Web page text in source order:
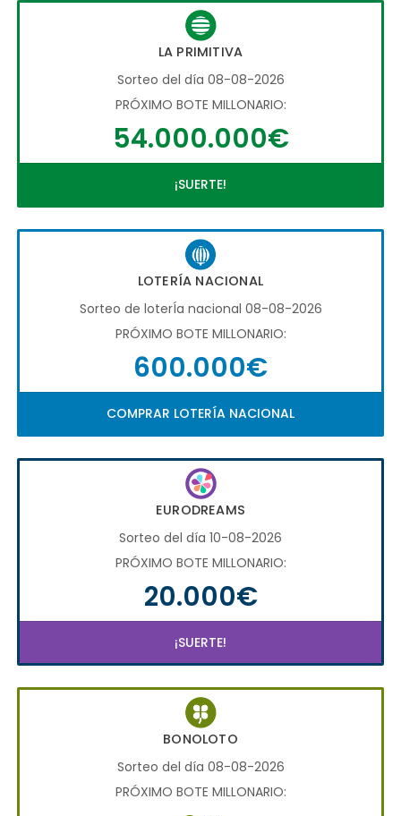
LA PRIMITIVA
Sorteo del día 08-08-2026
PRÓXIMO BOTE MILLONARIO:
54.000.000€
¡SUERTE!
LOTERÍA NACIONAL
Sorteo de loterÍa nacional 08-08-2026
PRÓXIMO BOTE MILLONARIO:
600.000€
COMPRAR LOTERÍA NACIONAL
EURODREAMS
Sorteo del día 10-08-2026
PRÓXIMO BOTE MILLONARIO:
20.000€
¡SUERTE!
BONOLOTO
Sorteo del día 08-08-2026
PRÓXIMO BOTE MILLONARIO: